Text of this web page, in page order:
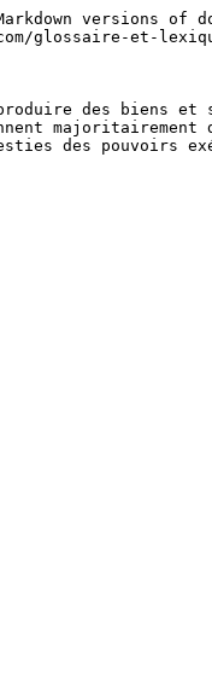
versions of
glossaire-et-
des biens et
des